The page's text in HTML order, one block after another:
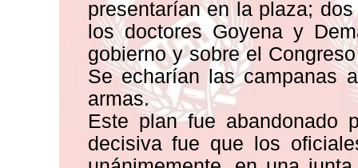
presentarían en la plaza;
los doctores Goyena y
gobierno y sobre el
Se echarían las campanas
armas.
Este plan fue abandonado
decisiva fue que los